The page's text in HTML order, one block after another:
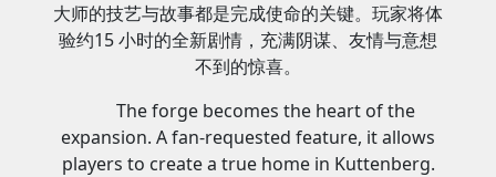
大师的技艺与故事都是完成使命的关键。玩家将体
验约15 小时的全新剧情，充满阴谋、友情与意想
不到的惊喜。
The forge becomes the heart of the
expansion. A fan-requested feature, it allows
players to create a true home in Kuttenberg.